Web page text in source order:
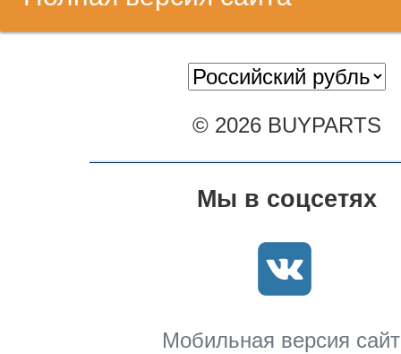
© 2026 BUYPARTS
Мы в соцсетях
Мобильная версия